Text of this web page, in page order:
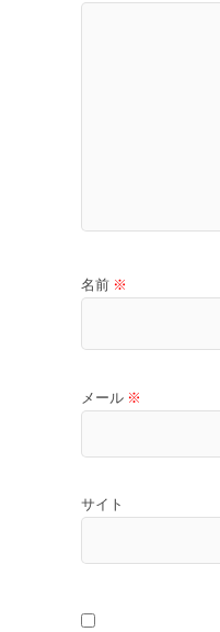
名前 ※
メール ※
サイト